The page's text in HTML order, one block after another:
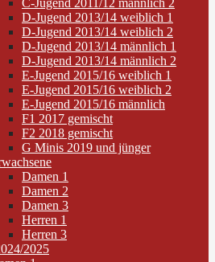
C-Jugend 2011/12 männlich 2
D-Jugend 2013/14 weiblich 1
D-Jugend 2013/14 weiblich 2
D-Jugend 2013/14 männlich 1
D-Jugend 2013/14 männlich 2
E-Jugend 2015/16 weiblich 1
E-Jugend 2015/16 weiblich 2
E-Jugend 2015/16 männlich
F1 2017 gemischt
F2 2018 gemischt
G Minis 2019 und jünger
Damen 1
Damen 2
Damen 3
Herren 1
Herren 3
2025